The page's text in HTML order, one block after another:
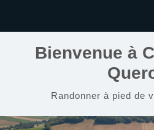
Bienvenue à
Randonner à pied de